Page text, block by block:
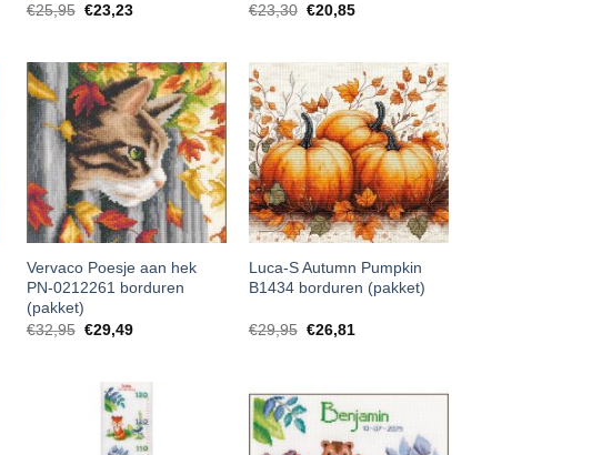
€25,95 €23,23
€23,30 €20,85
Vervaco Poesje aan hek
PN-0212261 borduren
(pakket)
€32,95 €29,49
Luca-S Autumn Pumpkin
B1434 borduren (pakket)
€29,95 €26,81